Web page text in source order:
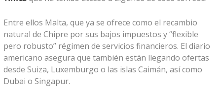
Entre ellos Malta, que ya se ofrece como el recambio
natural de Chipre por sus bajos impuestos y “flexible
pero robusto” régimen de servicios financieros. El diario
americano asegura que también están llegando ofertas
desde Suiza, Luxemburgo o las islas Caimán, así como
Dubai o Singapur.